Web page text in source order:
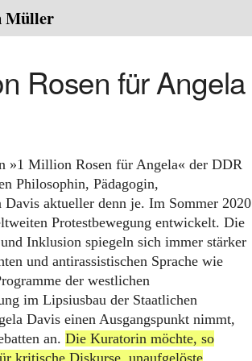
Müller
Rosen für Angela
»1 Million Rosen für Angela« der DDR
Philosophin, Pädagogin,
aktueller denn je. Im Sommer 2020
Protestbewegung entwickelt. Die
Inklusion spiegeln sich immer stärker
und antirassistischen Sprache wie
der westlichen
im Lipsiusbau der Staatlichen
Davis einen Ausgangspunkt nimmt,
an.Die Kuratorin möchte, so